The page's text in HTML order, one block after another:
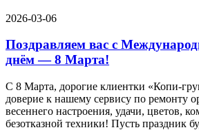
2026-03-06
Поздравляем вас с
днём — 8 Марта!
С 8 Марта, дорогие клиентки
доверие к нашему сервису по ремонту
весеннего настроения, удачи, цветов,
безотказной техники! Пусть праздник